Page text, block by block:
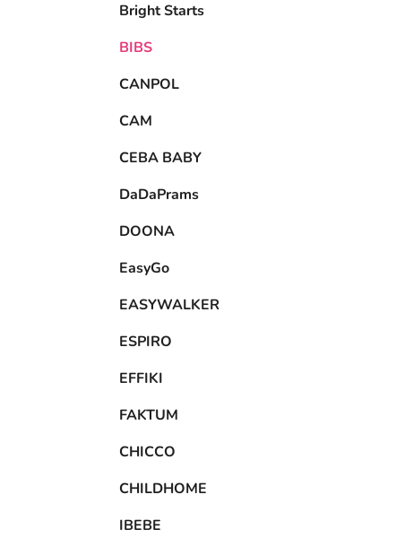
Bright Starts
BIBS
CANPOL
CAM
CEBA BABY
DaDaPrams
DOONA
EasyGo
EASYWALKER
ESPIRO
EFFIKI
FAKTUM
CHICCO
CHILDHOME
IBEBE